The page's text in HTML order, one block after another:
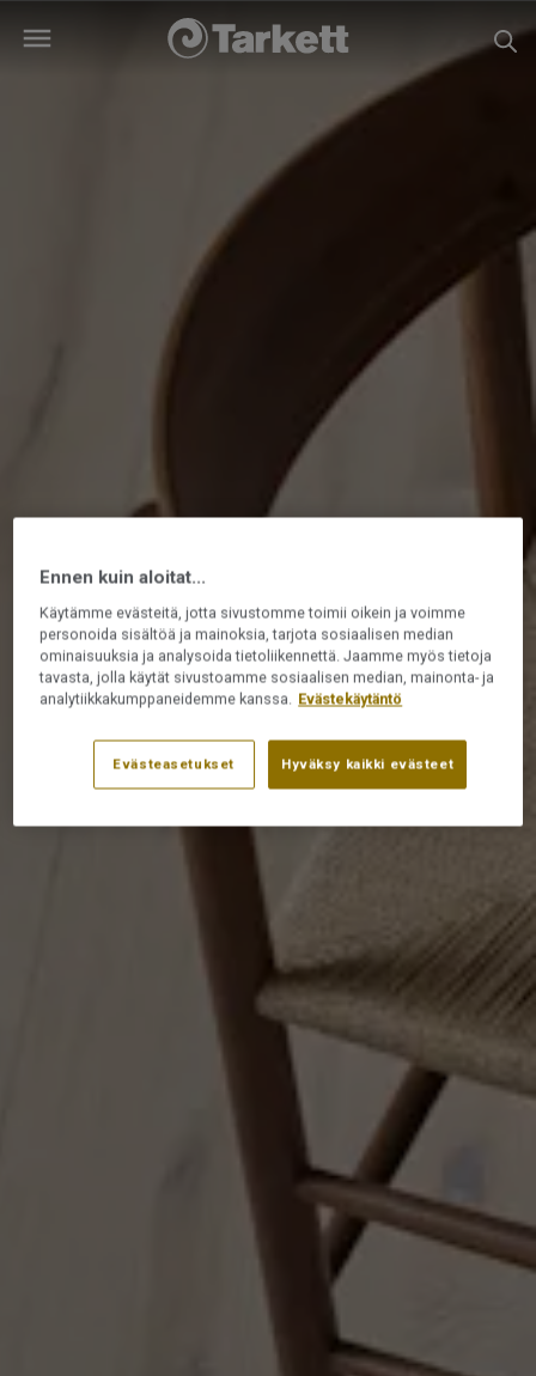
Ennen kuin aloitat...
Käytämme evästeitä, jotta sivustomme toimii oikein ja voimme
personoida sisältöä ja mainoksia, tarjota sosiaalisen median
ominaisuuksia ja analysoida tietoliikennettä. Jaamme myös tietoja
tavasta, jolla käytät sivustoamme sosiaalisen median, mainonta- ja
analytiikkakumppaneidemme kanssa. Evästekäytäntö
Evästeasetukset Hyväksy kaikki evästeet